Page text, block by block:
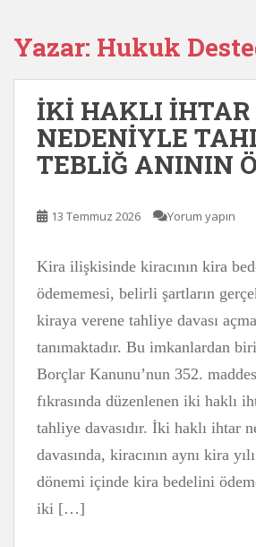
Yazar: Hukuk
İKİ HAKLI İHTAR
NEDENİYLE
TEBLİĞ ANININ
13 Temmuz 2026 Yorum yapın
Kira ilişkisinde kiracının kira
ödememesi, belirli şartların
kiraya verene tahliye davası
tanımaktadır. Bu imkanlardan
Borçlar Kanunu’nun 352.
fıkrasında düzenlenen iki haklı
tahliye davasıdır. İki haklı ihtar
davasında, kiracının aynı kira
dönemi içinde kira bedelini
iki […]